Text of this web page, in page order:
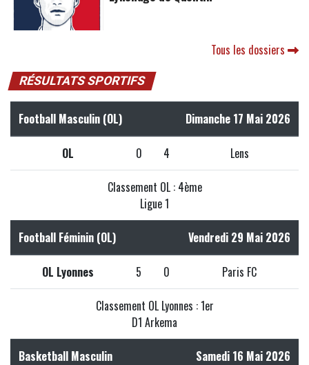
Tous les dossiers
RÉSULTATS SPORTIFS
Football Masculin (OL) Dimanche 17 Mai 2026
OL 0 4 Lens
Classement OL : 4ème
Ligue 1
Football Féminin (OL) Vendredi 29 Mai 2026
OL Lyonnes 5 0 Paris FC
Classement OL Lyonnes : 1er
D1 Arkema
Basketball Masculin Samedi 16 Mai 2026